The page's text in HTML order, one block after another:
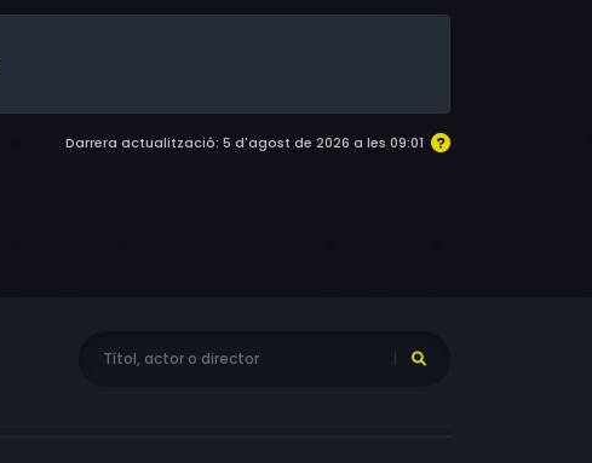
Darrera actualització: 5 d'agost de 2026 a les 09:01